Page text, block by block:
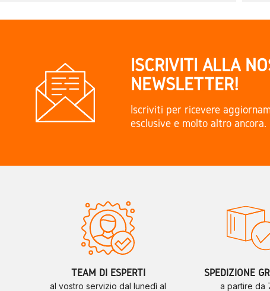
ISCRIVITI ALLA
NEWSLETTER!
Iscriviti per ricevere
esclusive e molto altro ancora.
TEAM DI ESPERTI
al vostro servizio dal lunedì al
SPEDIZIONE
a partire da